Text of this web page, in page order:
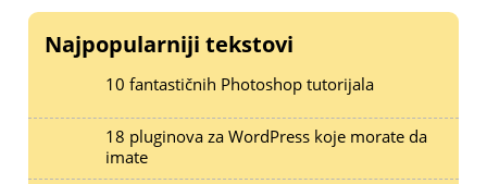
Najpopularniji tekstovi
10 fantastičnih Photoshop tutorijala
18 pluginova za WordPress koje morate da
imate